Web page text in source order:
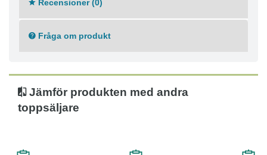
Permanent bläck
Med huv
Textfärg: Blå
Recensioner (0)
Fråga om produkt
Jämför produkten med andra
toppsäljare